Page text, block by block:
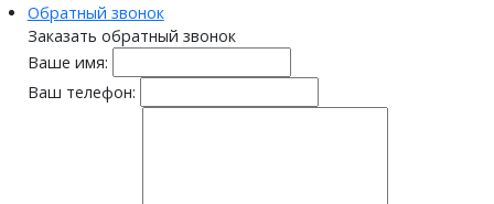
Обратный звонок
Заказать обратный звонок
Ваше имя:
Ваш телефон: